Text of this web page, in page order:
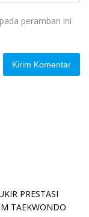
peramban ini